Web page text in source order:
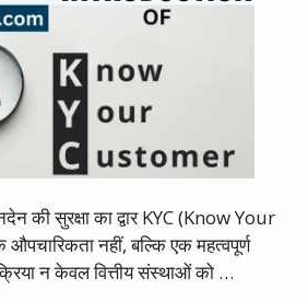
की सुरक्षा का द्वार KYC (Know Your
नहीं, बल्कि एक महत्वपूर्ण
न केवल वित्तीय संस्थाओं को …